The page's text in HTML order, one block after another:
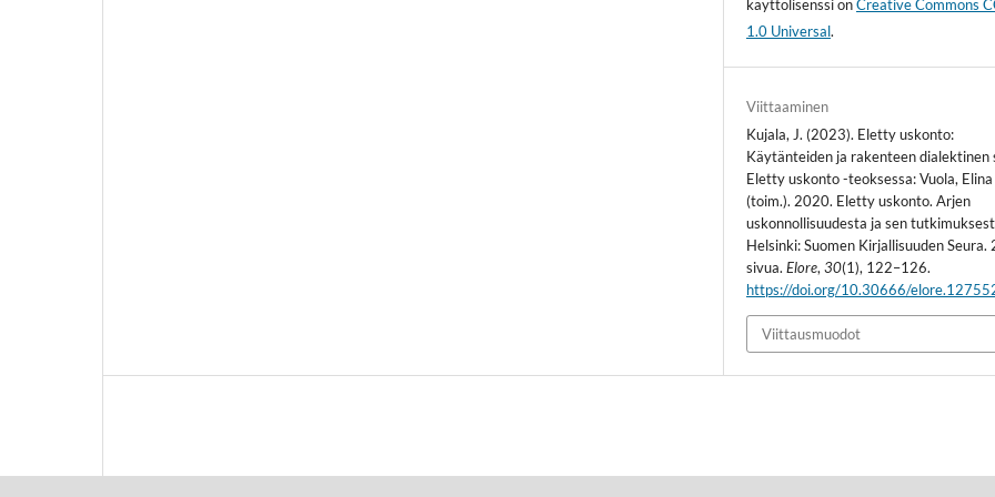
käyttölisenssi onCreative Commons
1.0 Universal.
Viittaaminen
Kujala, J. (2023). Eletty uskonto:
Käytänteiden ja rakenteen dialektinen
Eletty uskonto -teoksessa: Vuola, Elina
(toim.). 2020. Eletty uskonto. Arjen
uskonnollisuudesta ja sen
Helsinki: Suomen Kirjallisuuden Seura.
sivua.Elore,30(1), 122–126.
https://doi.org/10.30666/
Viittausmuodot